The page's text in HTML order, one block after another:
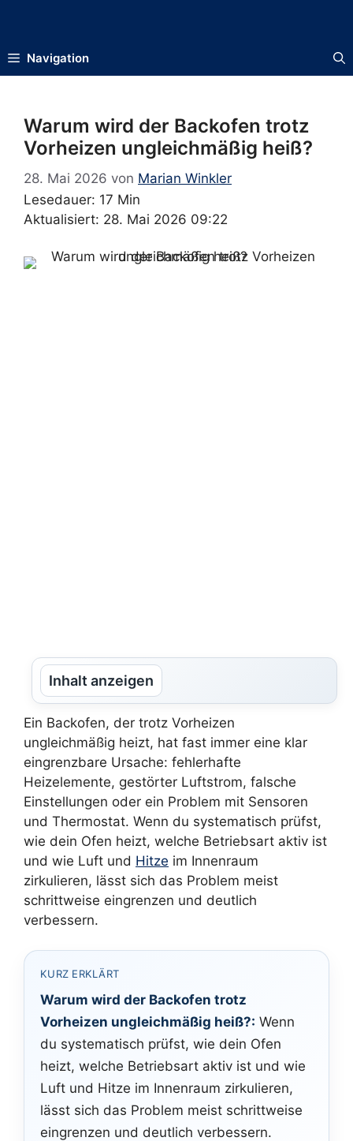
Navigation
Warum wird der Backofen trotz
Vorheizen ungleichmäßig heiß?
28. Mai 2026 von Marian Winkler
Lesedauer: 17 Min
Aktualisiert: 28. Mai 2026 09:22
Inhalt anzeigen
Ein Backofen, der trotz Vorheizen
ungleichmäßig heizt, hat fast immer eine klar
eingrenzbare Ursache: fehlerhafte
Heizelemente, gestörter Luftstrom, falsche
Einstellungen oder ein Problem mit Sensoren
und Thermostat. Wenn du systematisch prüfst,
wie dein Ofen heizt, welche Betriebsart aktiv ist
und wie Luft und Hitze im Innenraum
zirkulieren, lässt sich das Problem meist
schrittweise eingrenzen und deutlich
verbessern.
KURZ ERKLÄRT
Warum wird der Backofen trotz
Vorheizen ungleichmäßig heiß?: Wenn
du systematisch prüfst, wie dein Ofen
heizt, welche Betriebsart aktiv ist und wie
Luft und Hitze im Innenraum zirkulieren,
lässt sich das Problem meist schrittweise
eingrenzen und deutlich verbessern.